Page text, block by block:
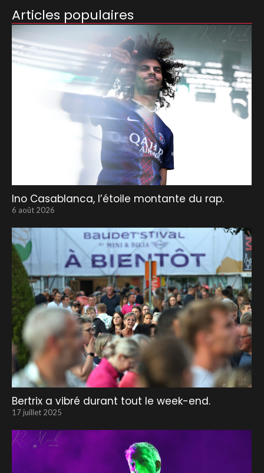
Articles populaires
Ino Casablanca, l’étoile montante du rap.
6 août 2026
Bertrix a vibré durant tout le week-end.
17 juillet 2025